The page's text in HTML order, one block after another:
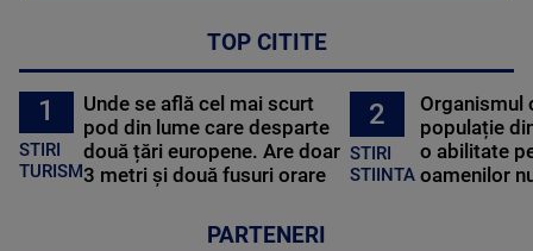
TOP CITITE
1
STIRI
TURISM
Unde se află cel mai scurt
pod din lume care desparte
două țări europene. Are doar
3 metri și două fusuri orare
2
STIRI
STIINTA
Organismul
populație
o abilitate
oamenilor
PARTENERI